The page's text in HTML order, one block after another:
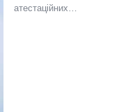
атестаційних…